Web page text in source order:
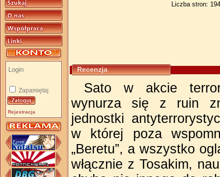
Zapamiętaj
Rejestracja
Liczba stron: 194
Recenzja
Sato w akcie
wynurza się z ruin
jednostki
w której poza
„Beretu”, a wszystko
włącznie z Tosakim,